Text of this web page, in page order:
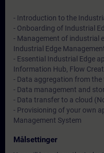
- Introduction to the
- Onboarding of Industrial
- Management of industrial
Industrial Edge
- Essential Industrial Edge
Information Hub, Flow
- Data aggregation from
- Data management and
- Data transfer to a cloud
- Provisioning of your own
Management System
Målsettinger